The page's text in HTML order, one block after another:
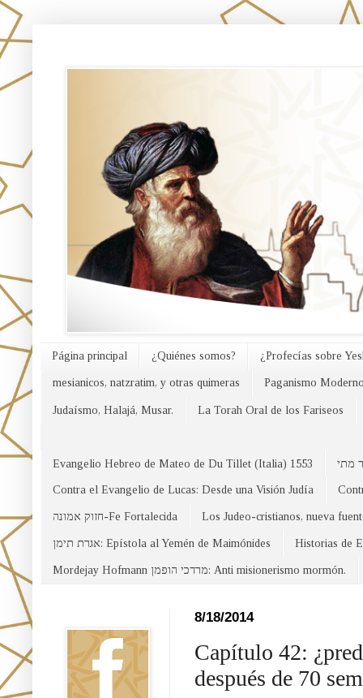
Página principal ¿Quiénes somos? ¿Profecías sobre
mesianicos, natzratim, y otras quimeras Paganismo
Judaísmo, Halajá, Musar. La Torah Oral de los Fariseos
Evangelio Hebreo de Mateo de Du Tillet (Italia) 1553
Contra el Evangelio de Lucas: Desde una Visión Judía
חזוק אמונה-Fe Fortalecida Los Judeo-cristianos, nueva
אגרת תימן: Epístola al Yemén de Maimónides Historias de
Mordejay Hofmann מרדכי הופמן: Anti misionerismo mormón.
8/18/2014
Capítulo 42:
después de 70